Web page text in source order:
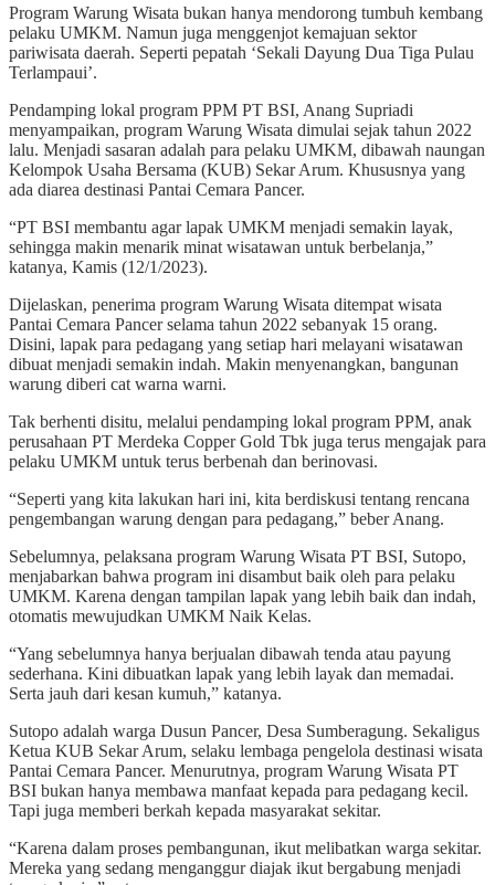
Program Warung Wisata bukan hanya mendorong tumbuh kembang
pelaku UMKM. Namun juga menggenjot kemajuan sektor
pariwisata daerah. Seperti pepatah ‘Sekali Dayung Dua Tiga Pulau
Terlampaui’.
Pendamping lokal program PPM PT BSI, Anang Supriadi
menyampaikan, program Warung Wisata dimulai sejak tahun 2022
lalu. Menjadi sasaran adalah para pelaku UMKM, dibawah naungan
Kelompok Usaha Bersama (KUB) Sekar Arum. Khususnya yang
ada diarea destinasi Pantai Cemara Pancer.
“PT BSI membantu agar lapak UMKM menjadi semakin layak,
sehingga makin menarik minat wisatawan untuk berbelanja,”
katanya, Kamis (12/1/2023).
Dijelaskan, penerima program Warung Wisata ditempat wisata
Pantai Cemara Pancer selama tahun 2022 sebanyak 15 orang.
Disini, lapak para pedagang yang setiap hari melayani wisatawan
dibuat menjadi semakin indah. Makin menyenangkan, bangunan
warung diberi cat warna warni.
Tak berhenti disitu, melalui pendamping lokal program PPM, anak
perusahaan PT Merdeka Copper Gold Tbk juga terus mengajak para
pelaku UMKM untuk terus berbenah dan berinovasi.
“Seperti yang kita lakukan hari ini, kita berdiskusi tentang rencana
pengembangan warung dengan para pedagang,” beber Anang.
Sebelumnya, pelaksana program Warung Wisata PT BSI, Sutopo,
menjabarkan bahwa program ini disambut baik oleh para pelaku
UMKM. Karena dengan tampilan lapak yang lebih baik dan indah,
otomatis mewujudkan UMKM Naik Kelas.
“Yang sebelumnya hanya berjualan dibawah tenda atau payung
sederhana. Kini dibuatkan lapak yang lebih layak dan memadai.
Serta jauh dari kesan kumuh,” katanya.
Sutopo adalah warga Dusun Pancer, Desa Sumberagung. Sekaligus
Ketua KUB Sekar Arum, selaku lembaga pengelola destinasi wisata
Pantai Cemara Pancer. Menurutnya, program Warung Wisata PT
BSI bukan hanya membawa manfaat kepada para pedagang kecil.
Tapi juga memberi berkah kepada masyarakat sekitar.
“Karena dalam proses pembangunan, ikut melibatkan warga sekitar.
Mereka yang sedang menganggur diajak ikut bergabung menjadi